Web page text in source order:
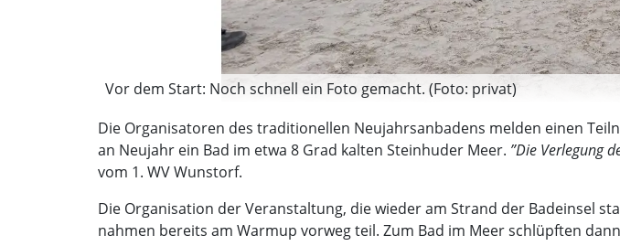
Vor dem Start: Noch schnell ein Foto gemacht. (Foto: privat)
Die Organisatoren des traditionellen Neujahrsanbadens melden einen
an Neujahr ein Bad im etwa 8 Grad kalten Steinhuder Meer. ”Die Verlegung
vom 1. WV Wunstorf.
Die Organisation der Veranstaltung, die wieder am Strand der Badeinsel
nahmen bereits am Warmup vorweg teil. Zum Bad im Meer schlüpften